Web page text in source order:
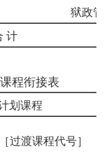
狱政管
计
程衔接表
划课程
过渡课程代号］